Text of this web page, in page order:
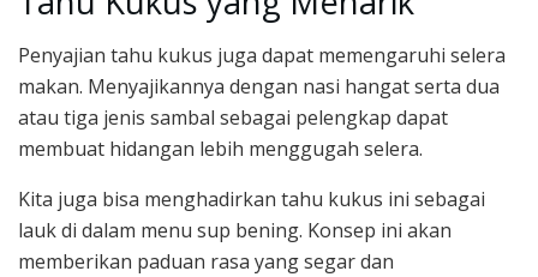
Penyajian tahu kukus juga dapat memengaruhi selera
makan. Menyajikannya dengan nasi hangat serta dua
atau tiga jenis sambal sebagai pelengkap dapat
membuat hidangan lebih menggugah selera.
Kita juga bisa menghadirkan tahu kukus ini sebagai
lauk di dalam menu sup bening. Konsep ini akan
memberikan paduan rasa yang segar dan